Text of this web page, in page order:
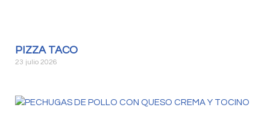
PIZZA TACO
23 julio 2026